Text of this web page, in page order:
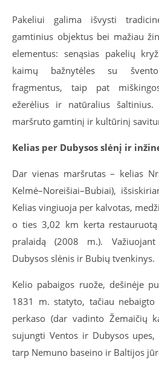
Pakeliui galima išvysti
gamtinius objektus bei mažiau
elementus: senąsias pakelių
kaimų bažnytėles su
fragmentus, taip pat
ežerėlius ir natūralius
maršruto gamtinį ir kultūrinį
Kelias per Dubysos slėnį ir
Dar vienas maršrutas – kelias
Kelmė–Noreišiai–Bubiai),
Kelias vingiuoja per kalvotas,
o ties 3,02 km kerta
pralaidą (2008 m.).
Dubysos slėnis ir Bubių tvenkinys.
Kelio pabaigos ruože, dešinėje
1831 m. statyto, tačiau nebaigto
perkaso (dar vadinto Žemaičių
sujungti Ventos ir Dubysos
tarp Nemuno baseino ir Baltijos